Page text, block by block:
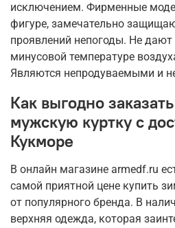
исключением. Фирменные
фигуре, замечательно
проявлений непогоды. Не дают
минусовой температуре
Являются непродуваемыми и
Как выгодно
мужскую куртку с
Кукморе
В онлайн магазине armedf.ru
самой приятной цене купить
от популярного бренда. В
верхняя одежда, которая